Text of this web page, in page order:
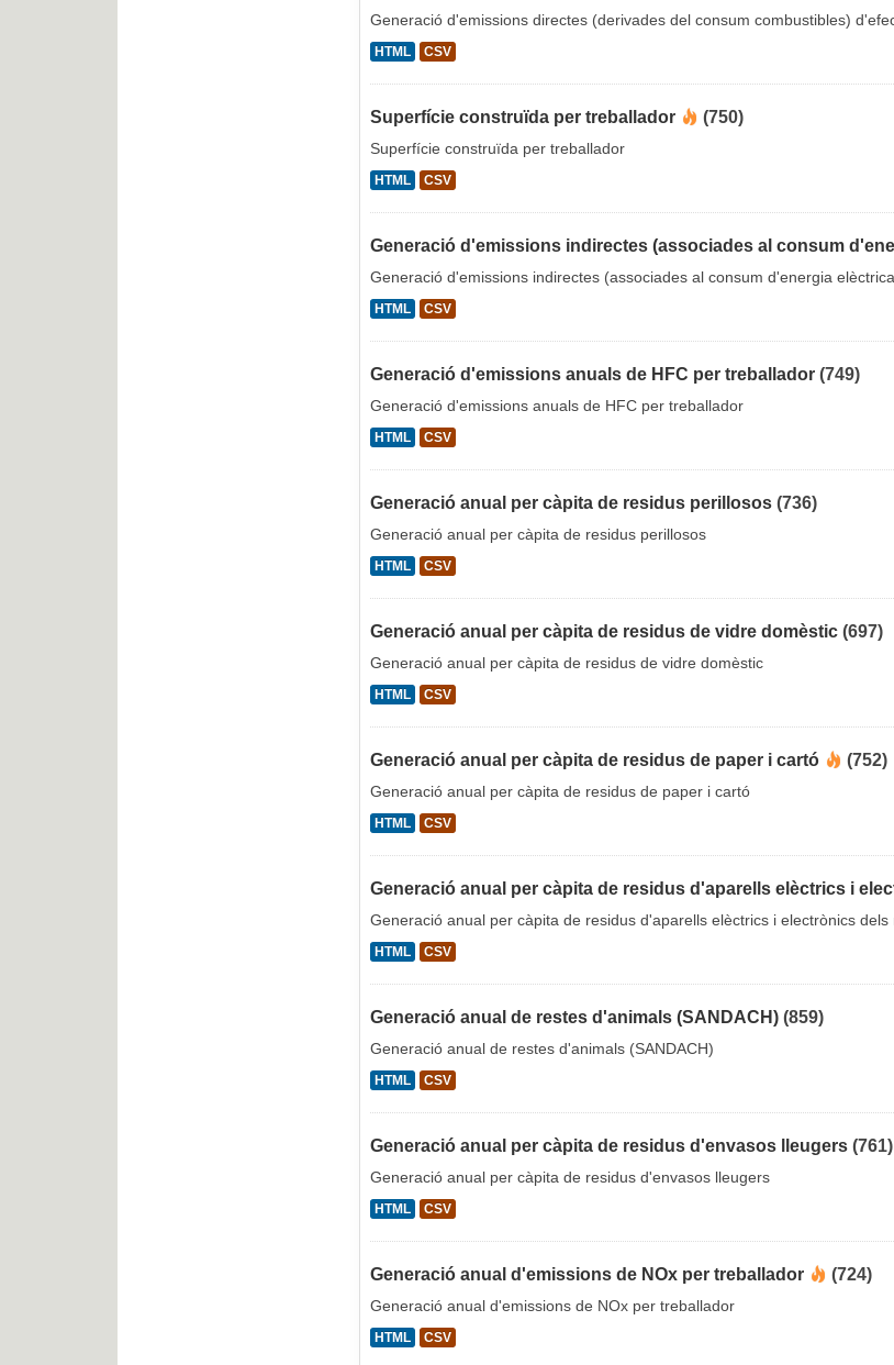
Generació d'emissions directes (derivades del consum combustibles)
HTML CSV
Superfície construïda per treballador (750)
Superfície construïda per treballador
HTML CSV
Generació d'emissions indirectes (associades al consum
Generació d'emissions indirectes (associades al consum d'energia
HTML CSV
Generació d'emissions anuals de HFC per treballador (749)
Generació d'emissions anuals de HFC per treballador
HTML CSV
Generació anual per càpita de residus perillosos (736)
Generació anual per càpita de residus perillosos
HTML CSV
Generació anual per càpita de residus de vidre domèstic (697)
Generació anual per càpita de residus de vidre domèstic
HTML CSV
Generació anual per càpita de residus de paper i cartó (752)
Generació anual per càpita de residus de paper i cartó
HTML CSV
Generació anual per càpita de residus d'aparells elèctrics i
Generació anual per càpita de residus d'aparells elèctrics i electrònics
HTML CSV
Generació anual de restes d'animals (SANDACH) (859)
Generació anual de restes d'animals (SANDACH)
HTML CSV
Generació anual per càpita de residus d'envasos lleugers (761)
Generació anual per càpita de residus d'envasos lleugers
HTML CSV
Generació anual d'emissions de NOx per treballador (724)
Generació anual d'emissions de NOx per treballador
HTML CSV